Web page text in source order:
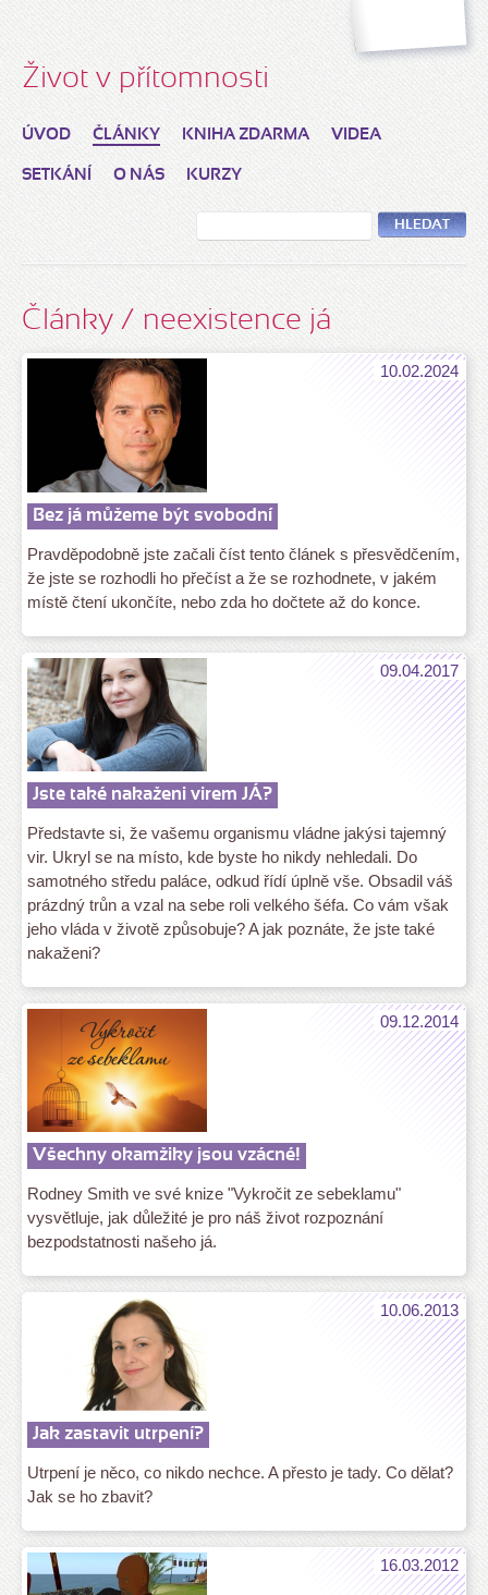
Život v přítomnosti
ÚVOD ČLÁNKY KNIHA ZDARMA VIDEA
SETKÁNÍ O NÁS KURZY
HLEDAT
Články / neexistence já
10.02.2024
Bez já můžeme být svobodní
Pravděpodobně jste začali číst tento článek s přesvědčením,
že jste se rozhodli ho přečíst a že se rozhodnete, v jakém
místě čtení ukončíte, nebo zda ho dočtete až do konce.
09.04.2017
Jste také nakaženi virem JÁ?
Představte si, že vašemu organismu vládne jakýsi tajemný
vir. Ukryl se na místo, kde byste ho nikdy nehledali. Do
samotného středu paláce, odkud řídí úplně vše. Obsadil váš
prázdný trůn a vzal na sebe roli velkého šéfa. Co vám však
jeho vláda v životě způsobuje? A jak poznáte, že jste také
nakaženi?
09.12.2014
Všechny okamžiky jsou vzácné!
Rodney Smith ve své knize "Vykročit ze sebeklamu"
vysvětluje, jak důležité je pro náš život rozpoznání
bezpodstatnosti našeho já.
10.06.2013
Jak zastavit utrpení?
Utrpení je něco, co nikdo nechce. A přesto je tady. Co dělat?
Jak se ho zbavit?
16.03.2012